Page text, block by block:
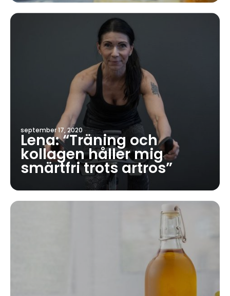
september 17, 2020
Lena: “Träning och
kollagen håller mig
smärtfri trots artros”